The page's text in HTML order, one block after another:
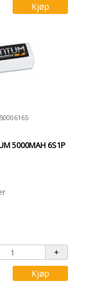
Kjøp
5000MAH 6S1P
Kjøp